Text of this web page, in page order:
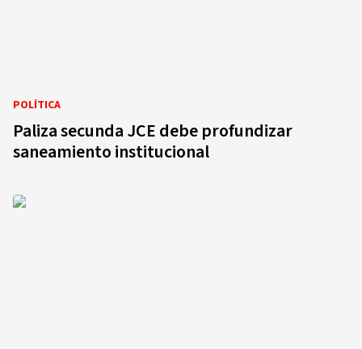
POLÍTICA
Paliza secunda JCE debe profundizar
saneamiento institucional